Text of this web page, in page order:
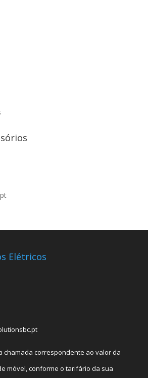
Elétricos
chamada correspondente ao valor da
móvel, conforme o tarifário da sua